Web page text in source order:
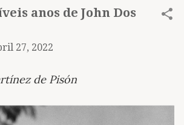
anos de John Dos
27, 2022
de Pisón